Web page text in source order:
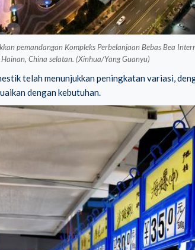
pemandangan Kompleks Perbelanjaan Bebas Bea
China selatan. (Xinhua/Yang Guanyu)
telah menunjukkan peningkatan variasi,
dengan kebutuhan.